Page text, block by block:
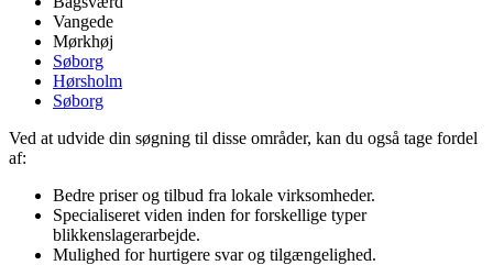
Vangede
Mørkhøj
Søborg
Hørsholm
Søborg
Ved at udvide din søgning til disse områder, kan du også tage fordel
af:
Bedre priser og tilbud fra lokale virksomheder.
Specialiseret viden inden for forskellige typer
blikkenslagerarbejde.
Mulighed for hurtigere svar og tilgængelighed.